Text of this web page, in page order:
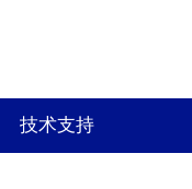
技术支持